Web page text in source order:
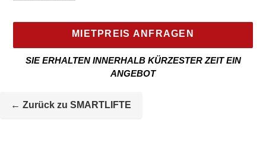
MIETPREIS ANFRAGEN
SIE ERHALTEN INNERHALB KÜRZESTER ZEIT EIN
ANGEBOT
wird
← Zurück zu SMARTLIFTE